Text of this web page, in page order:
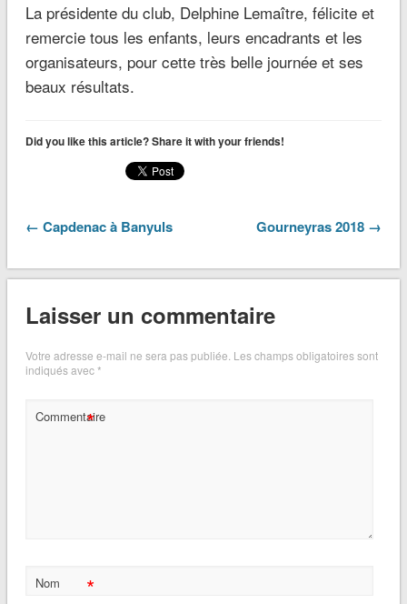
La présidente du club, Delphine Lemaître, félicite et
remercie tous les enfants, leurs encadrants et les
organisateurs, pour cette très belle journée et ses
beaux résultats.
Did you like this article? Share it with your friends!
← Capdenac à Banyuls Gourneyras 2018 →
Laisser un commentaire
Votre adresse e-mail ne sera pas publiée. Les champs obligatoires sont
indiqués avec*
Commentaire
*
Nom *